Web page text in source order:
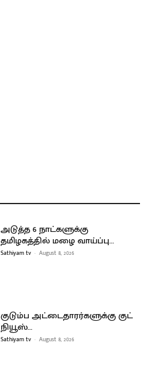
அடுத்த 6 நாட்களுக்கு
தமிழகத்தில் மழை வாய்ப்பு…
Sathiyam tv - August 8, 2026
குடும்ப அட்டைதாரர்களுக்கு குட்
நியூஸ்…
Sathiyam tv - August 8, 2026